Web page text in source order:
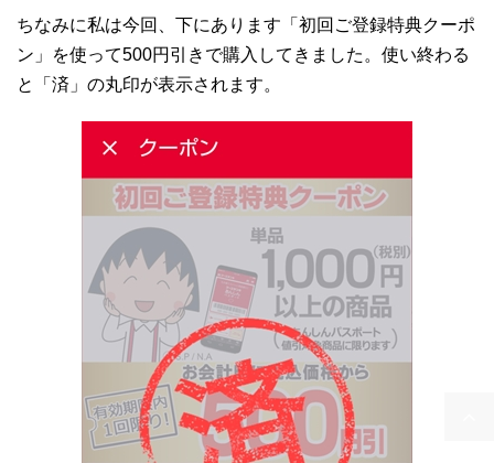
ちなみに私は今回、下にあります「初回ご登録特典クーポ
ン」を使って500円引きで購入してきました。使い終わる
と「済」の丸印が表示されます。